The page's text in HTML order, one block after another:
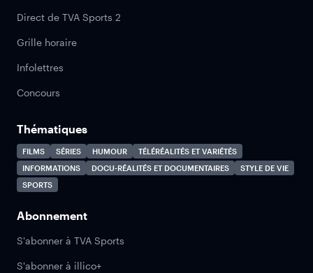
Direct de TVA Sports 2
Grille horaire
Infolettres
Concours
Thématiques
FILMS SÉRIES HUMOUR
TÉLÉRÉALITÉS ET VARIÉTÉS
INFORMATIONS
DOCU-RÉALITÉS ET DOCUMENTAIRES
STYLE DE VIE
SPORTS
Abonnement
S'abonner à TVA Sports
S'abonner à illico+